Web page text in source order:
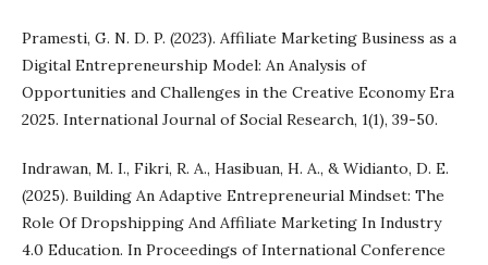
Pramesti, G. N. D. P. (2023). Affiliate Marketing Business as a
Digital Entrepreneurship Model: An Analysis of
Opportunities and Challenges in the Creative Economy Era
2025. International Journal of Social Research, 1(1), 39-50.
Indrawan, M. I., Fikri, R. A., Hasibuan, H. A., & Widianto, D. E.
(2025). Building An Adaptive Entrepreneurial Mindset: The
Role Of Dropshipping And Affiliate Marketing In Industry
4.0 Education. In Proceedings of International Conference